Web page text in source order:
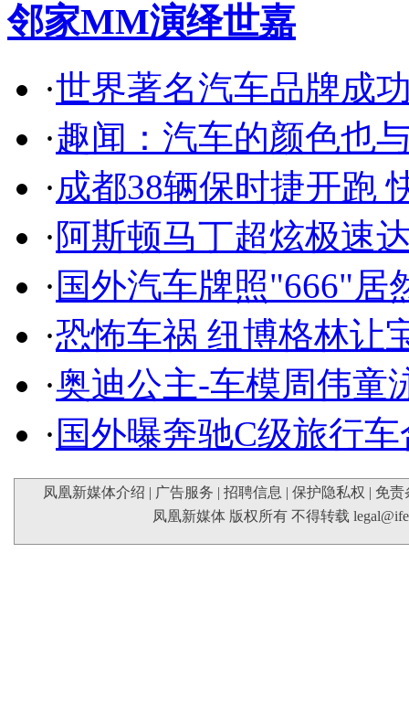
邻家MM演绎世嘉
·世界著名汽车品牌成
·趣闻：汽车的颜色也
·成都38辆保时捷开跑
·阿斯顿马丁超炫极速
· 国外汽车牌照"666"居
·恐怖车祸 纽博格林让
·奥迪公主-车模周伟童
· 国外曝奔驰C级旅行
凤凰新媒体介绍 | 广告服务 | 招聘信息 | 保护隐私权 | 免责
凤凰新媒体 版权所有 不得转载